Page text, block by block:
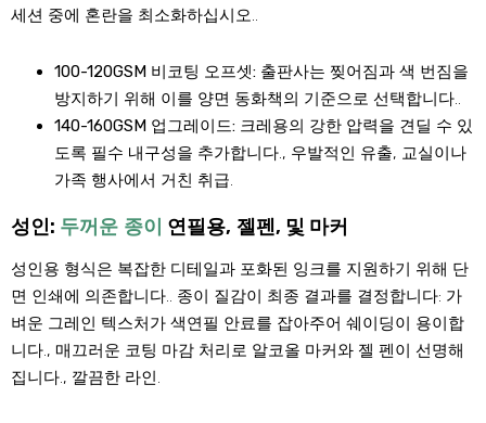
세션 중에 혼란을 최소화하십시오..
100-120GSM 비코팅 오프셋: 출판사는 찢어짐과 색 번짐을
방지하기 위해 이를 양면 동화책의 기준으로 선택합니다..
140-160GSM 업그레이드: 크레용의 강한 압력을 견딜 수 있
도록 필수 내구성을 추가합니다., 우발적인 유출, 교실이나
가족 행사에서 거친 취급.
성인: 두꺼운 종이 연필용, 젤펜, 및 마커
성인용 형식은 복잡한 디테일과 포화된 잉크를 지원하기 위해 단
면 인쇄에 의존합니다.. 종이 질감이 최종 결과를 결정합니다: 가
벼운 그레인 텍스처가 색연필 안료를 잡아주어 쉐이딩이 용이합
니다., 매끄러운 코팅 마감 처리로 알코올 마커와 젤 펜이 선명해
집니다., 깔끔한 라인.